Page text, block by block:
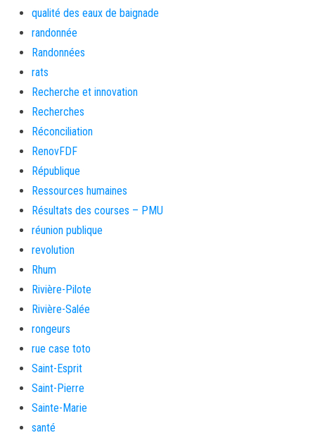
qualité des eaux de baignade
randonnée
Randonnées
rats
Recherche et innovation
Recherches
Réconciliation
RenovFDF
République
Ressources humaines
Résultats des courses – PMU
réunion publique
revolution
Rhum
Rivière-Pilote
Rivière-Salée
rongeurs
rue case toto
Saint-Esprit
Saint-Pierre
Sainte-Marie
santé